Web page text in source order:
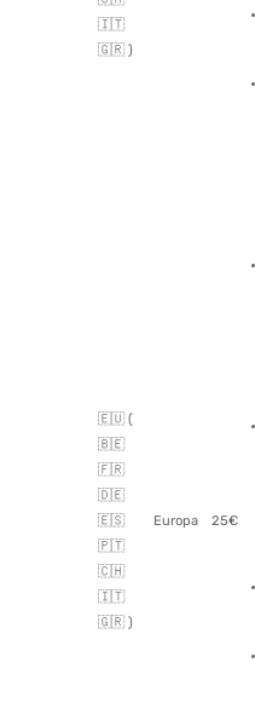
🇮🇹
🇬🇷 )
🇪🇺 (
🇧🇪
🇫🇷
🇩🇪
🇪🇸
🇵🇹
🇨🇭
🇮🇹
🇬🇷 )
Europa 25€